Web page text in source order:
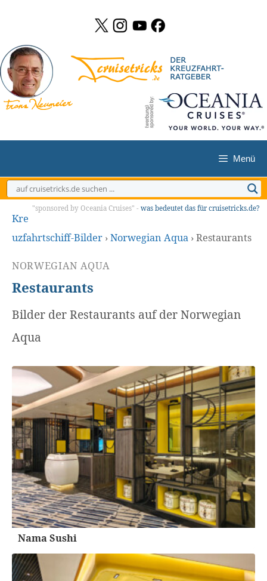
springen
Menü
"sponsored by Oceania Cruises" - was bedeutet das für cruisetricks.de?
Kre
uzfahrtschiff-Bilder ›Norwegian Aqua ›Restaurants
NORWEGIAN AQUA
Restaurants
Bilder der Restaurants auf der Norwegian
Aqua
Nama Sushi